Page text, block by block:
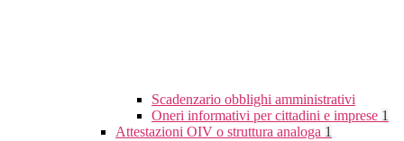
Scadenzario obblighi amministrativi
Oneri informativi per cittadini e imprese 1
Attestazioni OIV o struttura analoga 1